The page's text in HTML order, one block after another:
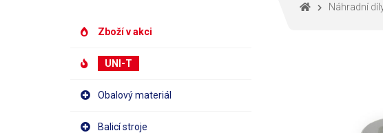
Zboží v akci
UNI-T
Obalový materiál
Balicí stroje
Náhradní